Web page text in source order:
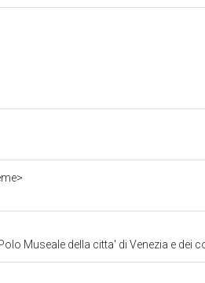
della citta' di Venezia e dei